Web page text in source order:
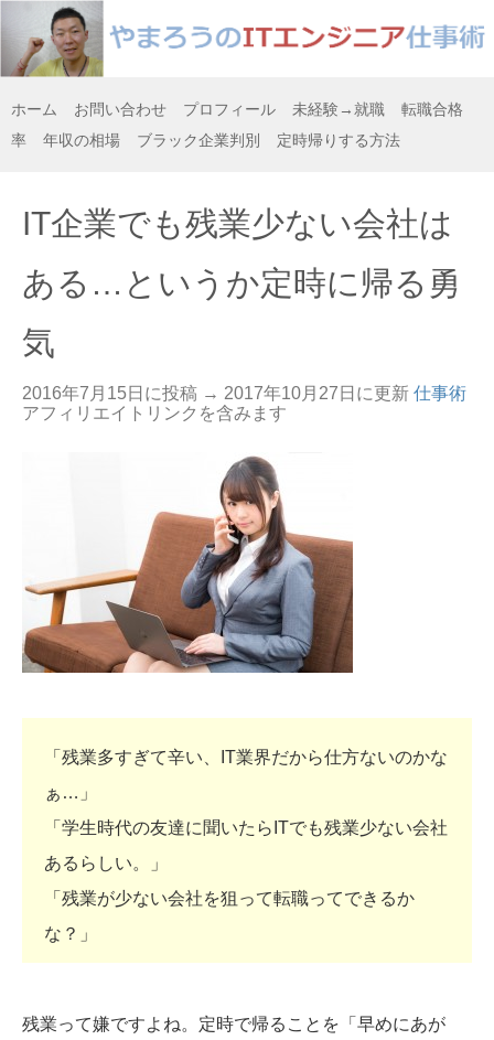
ホーム お問い合わせ プロフィール 未経験→就職
転職合格
率
年収の相場 ブラック企業判別 定時帰りする方法
IT企業でも残業少ない会社は
ある…というか定時に帰る勇
気
2016年7月15日に投稿 → 2017年10月27日 に更新 仕事術
アフィリエイトリンクを含みます
「残業多すぎて辛い、IT業界だから仕方ないのかな
ぁ…」
「学生時代の友達に聞いたらITでも残業少ない会社
あるらしい。」
「残業が少ない会社を狙って転職ってできるか
な？」
残業って嫌ですよね。定時で帰ることを「早めにあが